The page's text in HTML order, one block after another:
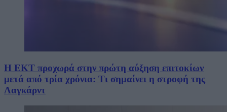
Η ΕΚΤ προχωρά στην πρώτη αύξηση επιτοκίων
μετά από τρία χρόνια: Τι σημαίνει η στροφή της
Λαγκάρντ